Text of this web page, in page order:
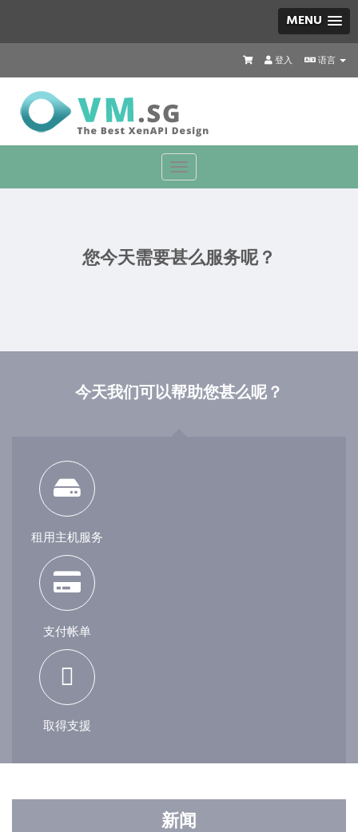
MENU
语言
登入
Toggle
navigation
您今天需要甚么服务呢？
今天我们可以帮助您甚么呢？
租用主机服务
支付帐单
取得支援
新闻